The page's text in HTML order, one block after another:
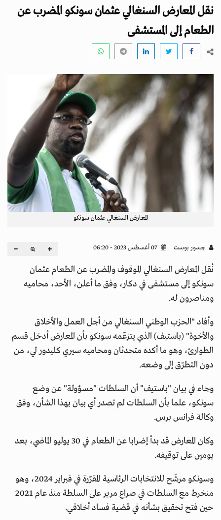
i
g
a
n
نقل المعارض السنغالي عثمان سونكو المضرب عن
الطعام إلى المستشفى
المعارض السنغالي عثمان سونكو
جسور بوست 07 أغسطس 2023 - 06:20
نُقل المعارض السنغالي الموقوف والمضرب عن الطعام عثمان
سونكو إلى مستشفى في دكار، وفق ما أعلن، الأحد، محاميه
ومناصرون له.
وأفاد "الحزب الوطني السنغالي من أجل العمل والأخلاق
والأخوة" (باستيف) الذي يتزعّمه سونكو بأن المعارض أدخل قسم
الطوارئ، وهو ما أكده متحدثان ومحاميه سيري كليدور لي، من
دون التطرّق إلى وضعه.
وجاء في بيان "باستيف" أن السلطات "مسؤولة" عن وضع
سونكو، علما بأن السلطات لم تصدر أي بيان بهذا الشأن، وفق
وكالة فرانس برس.
وكان المعارض قد بدأ إضرابا عن الطعام في 30 يوليو الماضي، بعد
يومين على توقيفه.
وسونكو مرشّح للانتخابات الرئاسية المقرّرة في فبراير 2024، وهو
منخرط مع السلطات في صراع مرير على السلطة منذ عام 2021
حين فتح تحقيق بشأنه في قضية فساد أخلاقي.